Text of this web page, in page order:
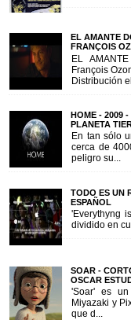
EL AMANTE
FRANÇOIS
EL
François
Distribución el
HOME - 2009
PLANETA
En tan sólo
cerca de
peligro su...
TODO ES UN
ESPAÑOL
'Everythyng
dividido en
SOAR -
OSCAR
'Soar' es
Miyazaki y
que d...